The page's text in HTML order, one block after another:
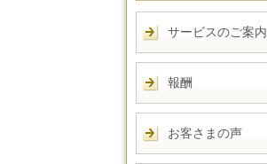
サービスのご案内
報酬
お客さまの声